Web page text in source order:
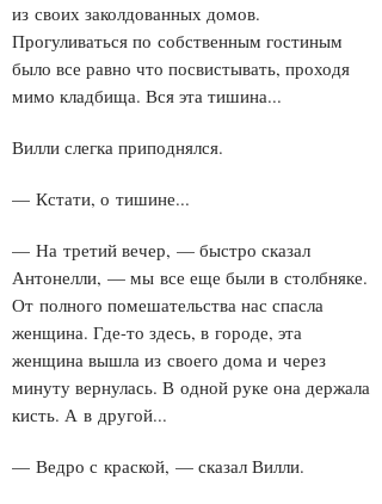
из своих заколдованных домов.
Прогуливаться по собственным гостиным
было все равно что посвистывать, проходя
мимо кладбища. Вся эта тишина...
Вилли слегка приподнялся.
— Кстати, о тишине...
— На третий вечер, — быстро сказал
Антонелли, — мы все еще были в столбняке.
От полного помешательства нас спасла
женщина. Где-то здесь, в городе, эта
женщина вышла из своего дома и через
минуту вернулась. В одной руке она держала
кисть. А в другой...
— Ведро с краской, — сказал Вилли.